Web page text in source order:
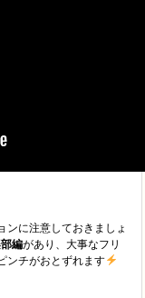
に注意しておきましょ
編があり、大事なフリ
ンチがおとずれます